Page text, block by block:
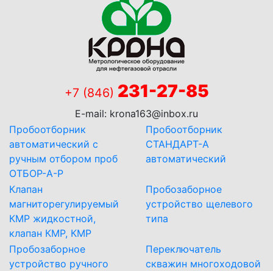
+7 (846) 231-27-85
E-mail: krona163@inbox.ru
Пробоотборник
автоматический с
ручным отбором проб
ОТБОР-А-Р
Пробоотборник
СТАНДАРТ-А
автоматический
Клапан
магниторегулируемый
КМР жидкостной,
клапан КМР, КМР
Пробозаборное
устройство щелевого
типа
Пробозаборное
устройство ручного
Переключатель
скважин многоходовой